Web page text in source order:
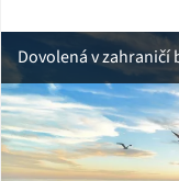
Dovolená v zahraničí